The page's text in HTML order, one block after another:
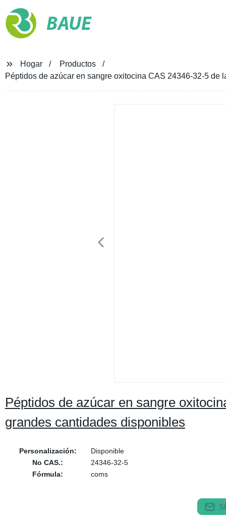
BAUE
Hogar
Productos
Péptidos de azúcar en sangre oxitocina CAS 24346-32-5
Péptidos de azúcar en sangre
grandes cantidades disponibles
Personalización:
Disponible
No CAS.:
24346-32-5
Fórmula:
coms